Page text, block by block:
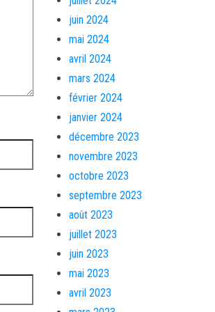
juin 2024
mai 2024
avril 2024
mars 2024
février 2024
janvier 2024
décembre 2023
novembre 2023
octobre 2023
septembre 2023
août 2023
juillet 2023
juin 2023
mai 2023
avril 2023